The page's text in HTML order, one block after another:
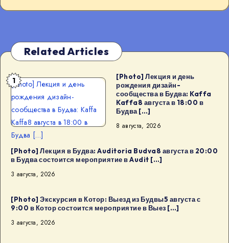
Related Articles
[Photo] Лекция и день
рождения дизайн-
сообщества в Будва: Kaffa
Kaffa8 августа в 18:00 в
Будва […]
1
[Photo] Лекция и день
рождения дизайн-
сообщества в Будва: Kaffa
Kaffa8 августа в 18:00 в
Будва […]
8 августа, 2026
[Photo] Лекция в Будва: Auditoria Budva8 августа в 20:00
в Будва состоится мероприятие в Audit […]
3 августа, 2026
[Photo] Экскурсия в Котор: Выезд из Будвы5 августа с
9:00 в Котор состоится мероприятие в Выез […]
3 августа, 2026